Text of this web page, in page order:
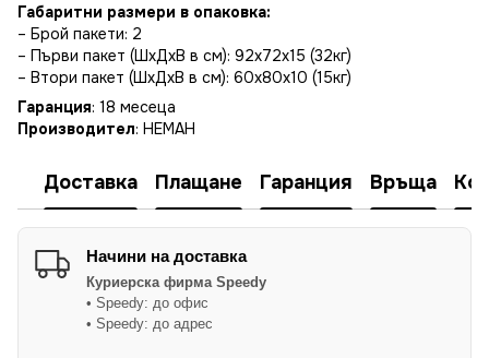
Габаритни размери в опаковка:
– Брой пакети: 2
– Първи пакет (ШхДхВ в см): 92х72х15 (32кг)
– Втори пакет (ШхДхВ в см): 60х80х10 (15кг)
Гаранция: 18 месеца
Производител: НЕМАН
Доставка Плащане Гаранция Връща
Начини на доставка
Куриерска фирма Speedy
• Speedy: до офис
• Speedy: до адрес